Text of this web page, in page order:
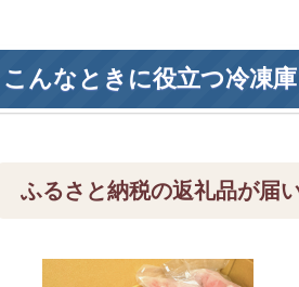
こんなときに役立つ冷凍庫
ふるさと納税の返礼品が届